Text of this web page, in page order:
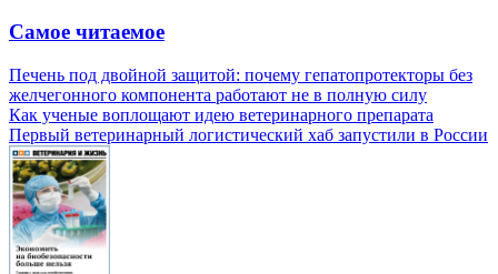
Самое читаемое
Печень под двойной защитой: почему гепатопротекторы без
желчегонного компонента работают не в полную силу
Как ученые воплощают идею ветеринарного препарата
Первый ветеринарный логистический хаб запустили в России